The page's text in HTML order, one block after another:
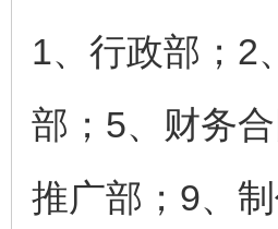
1、行政部；2
部；5、财务
推广部；9、